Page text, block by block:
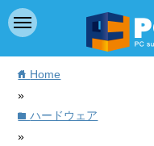
home Home
»
folderハードウェア
»